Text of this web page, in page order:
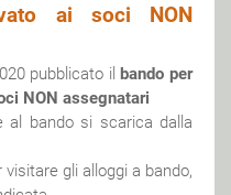
ai soci NON
pubblicato ilbando per
NON assegnatari
al bando si scarica dalla
gli alloggi a bando,